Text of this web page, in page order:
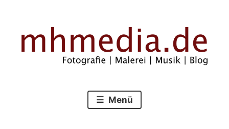
springen
mhmedia.de
Menü